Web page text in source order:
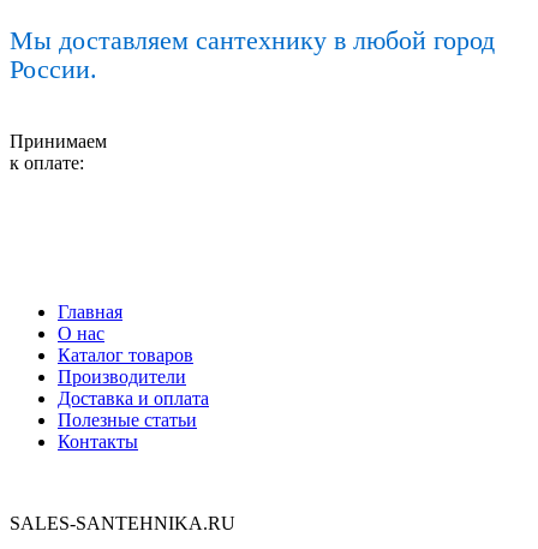
Мы доставляем сантехнику в любой город
России.
Принимаем
к оплате:
Главная
О нас
Каталог товаров
Производители
Доставка и оплата
Полезные статьи
Контакты
SALES-SANTEHNIKA.RU